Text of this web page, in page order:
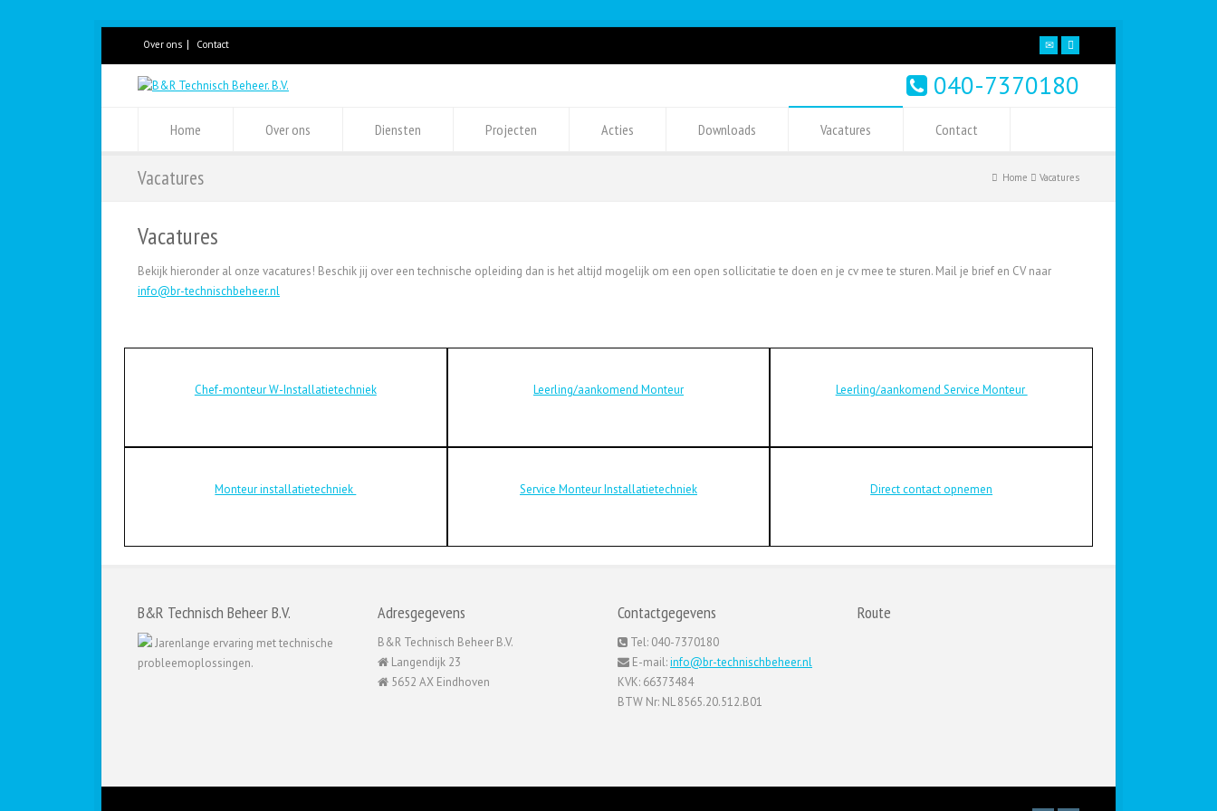
Over ons Contact
040-7370180
Home Over ons Diensten Projecten Acties Downloads Vacatures Contact
Vacatures Home Vacatures
Vacatures
Bekijk hieronder al onze vacatures! Beschik jij over een technische opleiding dan is het altijd mogelijk om een open sollicitatie te doen en je cv mee te sturen. Mail je brief en CV naar
info@br-technischbeheer.nl
Chef-monteur W-Installatietechniek Leerling/aankomend Monteur Leerling/aankomend Service Monteur
Monteur installatietechniek Service Monteur Installatietechniek Direct contact opnemen
B&R Technisch Beheer B.V.
Jarenlange ervaring met technische
probleemoplossingen.
Adresgegevens
B&R Technisch Beheer B.V.
Langendijk 23
5652 AX Eindhoven
Contactgegevens
Tel: 040-7370180
E-mail:info@br-technischbeheer.nl
KVK: 66373484
BTW Nr: NL 8565.20.512.B01
Route